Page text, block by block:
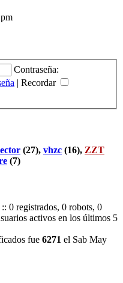
Contraseña:
| Recordar
(27), vhzc (16), ZZT
(7)
0 registrados, 0 robots, 0
activos en los últimos 5
fue 6271 el Sab May